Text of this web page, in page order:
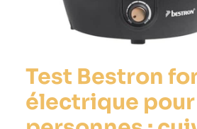
Test Bestron
électrique pour